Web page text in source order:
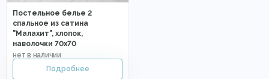
Постельное белье 2
спальное из сатина
"Малахит", хлопок,
наволочки 70х70